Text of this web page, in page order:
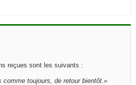
reçues sont les suivants :
toujours, de retour bientôt.»